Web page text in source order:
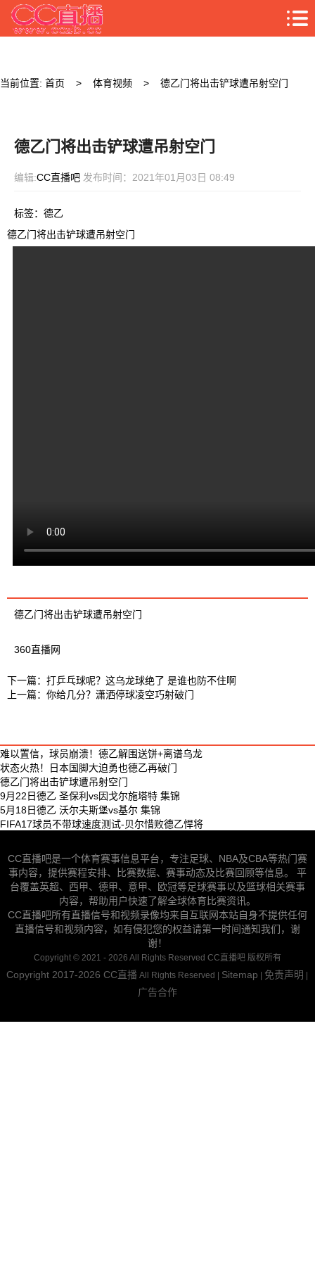
当前位置: 首页 > 体育视频 > 德乙门将出击铲球遭吊射空门
德乙门将出击铲球遭吊射空门
编辑:CC直播吧 发布时间：2021年01月03日 08:49
标签： 德乙
德乙门将出击铲球遭吊射空门
德乙门将出击铲球遭吊射空门
360直播网
下一篇： 打乒乓球呢？这乌龙球绝了 是谁也防不住啊
上一篇： 你给几分？潇洒停球凌空巧射破门
难以置信，球员崩溃！德乙解围送饼+离谱乌龙
状态火热！日本国脚大迫勇也德乙再破门
德乙门将出击铲球遭吊射空门
9月22日德乙 圣保利vs因戈尔施塔特 集锦
5月18日德乙 沃尔夫斯堡vs基尔 集锦
FIFA17球员不带球速度测试-贝尔惜败德乙悍将
CC直播吧是一个体育赛事信息平台，专注足球、NBA及CBA等热门赛
事内容，提供赛程安排、比赛数据、赛事动态及比赛回顾等信息。 平
台覆盖英超、西甲、德甲、意甲、欧冠等足球赛事以及篮球相关赛事
内容，帮助用户快速了解全球体育比赛资讯。
CC直播吧所有直播信号和视频录像均来自互联网本站自身不提供任何
直播信号和视频内容，如有侵犯您的权益请第一时间通知我们，谢
谢！
Copyright © 2021 - 2026 All Rights Reserved CC直播吧 版权所有
Copyright 2017-2026CC直播 All Rights Reserved | Sitemap 免责声明
广告合作